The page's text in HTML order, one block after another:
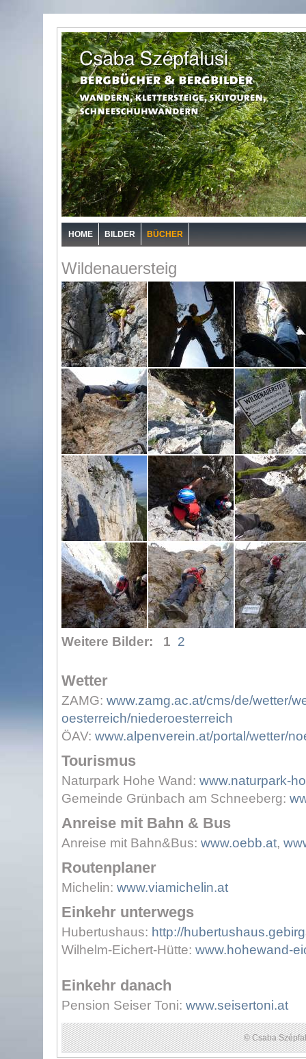
HOME BILDER BÜCHER
Wildenauersteig
Weitere Bilder: 1 2
Wetter
ZAMG: www.zamg.ac.at/cms/de/wetter/
oesterreich/niederoesterreich
ÖAV: www.alpenverein.at/portal/wetter/
Tourismus
Naturpark Hohe Wand: www.naturpark-
Gemeinde Grünbach am Schneeberg:
Anreise mit Bahn & Bus
Anreise mit Bahn&Bus: www.oebb.at,
Routenplaner
Michelin: www.viamichelin.at
Einkehr unterwegs
Hubertushaus: http://
Wilhelm-Eichert-Hütte: www.hohewand-
Einkehr danach
Pension Seiser Toni: www.seisertoni.at
© Csaba